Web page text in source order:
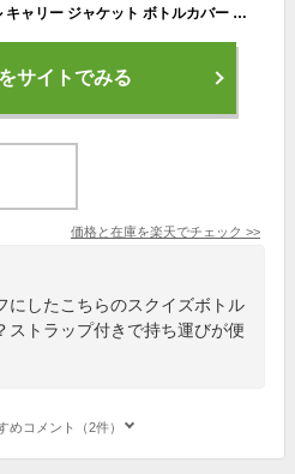
ポカリスエット スクイズボトル キャリー ジャケット ボトルカバー 大塚製薬 33481
サイトでみる
価格と在庫を楽天でチェック >>
にしたこちらのスクイズボトル
ストラップ付きで持ち運びが便
めコメント（2件）